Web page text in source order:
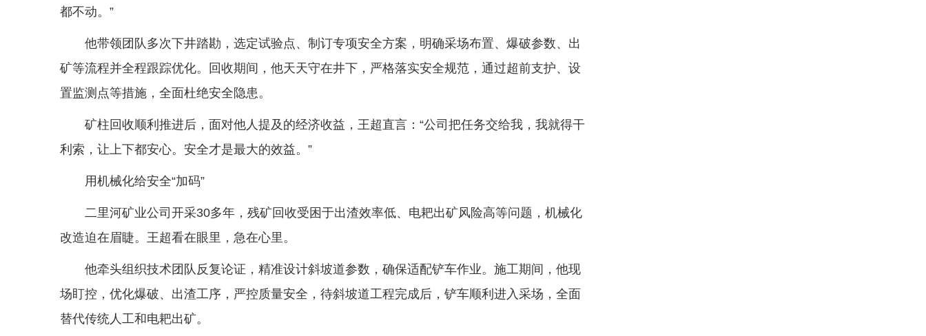
都不动。”
他带领团队多次下井踏勘，选定试验点、制订专项安全方案，明确采场布置、爆破参数、出
矿等流程并全程跟踪优化。回收期间，他天天守在井下，严格落实安全规范，通过超前支护、设
置监测点等措施，全面杜绝安全隐患。
矿柱回收顺利推进后，面对他人提及的经济收益，王超直言：“公司把任务交给我，我就得干
利索，让上下都安心。安全才是最大的效益。”
用机械化给安全“加码”
二里河矿业公司开采30多年，残矿回收受困于出渣效率低、电耙出矿风险高等问题，机械化
改造迫在眉睫。王超看在眼里，急在心里。
他牵头组织技术团队反复论证，精准设计斜坡道参数，确保适配铲车作业。施工期间，他现
场盯控，优化爆破、出渣工序，严控质量安全，待斜坡道工程完成后，铲车顺利进入采场，全面
替代传统人工和电耙出矿。